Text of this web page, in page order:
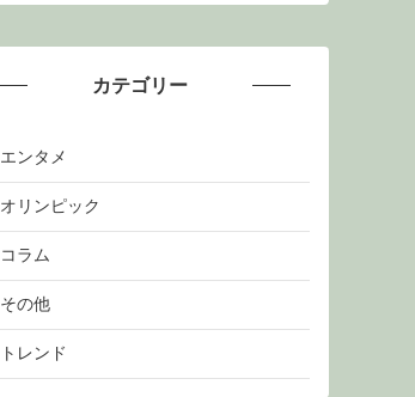
カテゴリー
エンタメ
オリンピック
コラム
その他
トレンド